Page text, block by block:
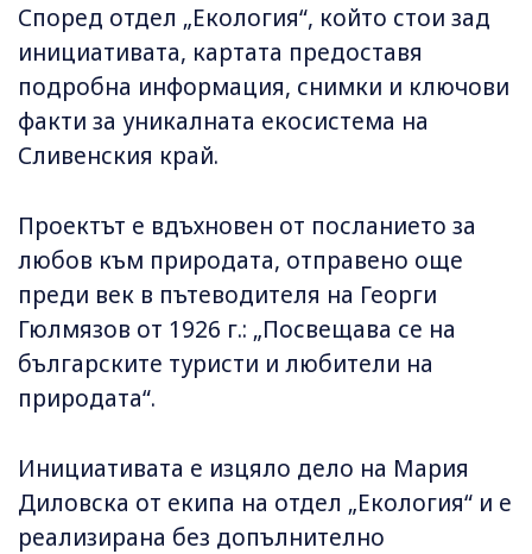
Според отдел „Екология“, който стои зад
инициативата, картата предоставя
подробна информация, снимки и ключови
факти за уникалната екосистема на
Сливенския край.
Проектът е вдъхновен от посланието за
любов към природата, отправено още
преди век в пътеводителя на Георги
Гюлмязов от 1926 г.: „Посвещава се на
българските туристи и любители на
природата“.
Инициативата е изцяло дело на Мария
Диловска от екипа на отдел „Екология“ и е
реализирана без допълнително